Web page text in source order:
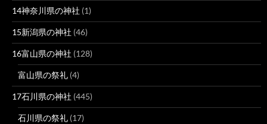
14神奈川県の神社 (1)
15新潟県の神社 (46)
16富山県の神社 (128)
富山県の祭礼 (4)
17石川県の神社 (445)
石川県の祭礼 (17)